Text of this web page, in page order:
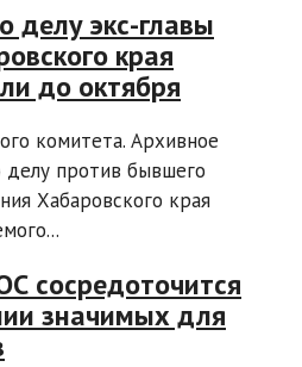
делу экс-главы
края
до октября
комитета. Архивное
против бывшего
Хабаровского края
сосредоточится
значимых для